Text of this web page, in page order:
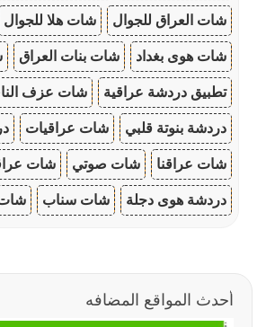
شات العراق للجوال شات هلا للجوال
شات هوى بغداد شات بنات العراق
تطبيق دردشة عراقية شات عزف
دردشة بنوتة قلبي شات عراقيات
شات عراقنا شات صوتي شات
دردشة هوى دجلة شات سناب شات
أحدث المواقع المضافه